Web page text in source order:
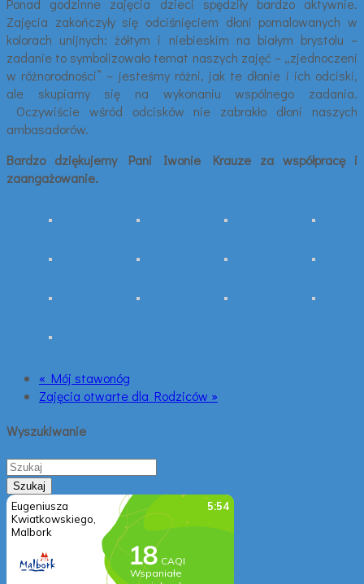
Ponad godzinne zajęcia dzieci spędziły bardzo aktywnie.
Zajęcia zakończyły się odciśnięciem dłoni pomalowanych w
kolorach unijnych: żółtym i niebieskim na białym brystolu –
zadanie to symbolizowało temat naszych zajęć – „zjednoczeni
w różnorodności” – jesteśmy różni, jak te dłonie i ich odciski,
ale skupiamy się na wykonaniu wspólnego zadania.
Oczywiście wśród odcisków nie zabrakło dłoni naszych
ambasadorów.
Bardzo dziękujemy Pani Iwonie Krauze za współpracę i
zaangażowanie.
« Mój stawonóg
Zajęcia otwarte dla Rodziców »
Wyszukiwanie